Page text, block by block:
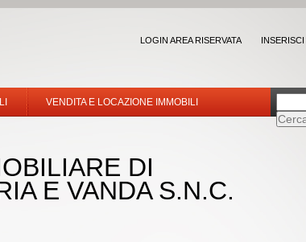
LOGIN AREA RISERVATA INSERISCI
VENDITA E LOCAZIONE IMMOBILI
DI
E VANDA S.N.C.